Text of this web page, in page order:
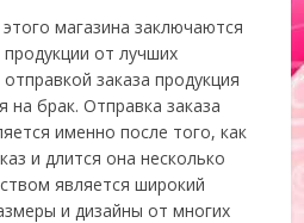
магазина заключаются
от лучших
заказа продукция
на брак. Отправка заказа
именно после того, как
и длится она несколько
является широкий
и дизайны от многих